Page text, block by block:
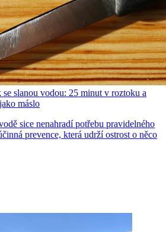
slanou vodou: 25 minut v roztoku a
máslo
sice nenahradí potřebu pravidelného
prevence, která udrží ostrost o něco